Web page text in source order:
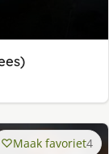
Maak favoriet4